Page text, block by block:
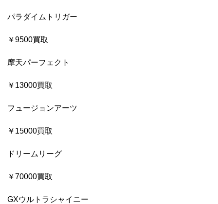
パラダイムトリガー
￥9500買取
摩天パーフェクト
￥13000買取
フュージョンアーツ
￥15000買取
ドリームリーグ
￥70000買取
GXウルトラシャイニー